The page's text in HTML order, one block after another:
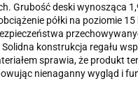
Grubość deski wynosząca
półki na poziomie
konstrukcja regału
sprawia, że produkt
nienaganny wygląd i